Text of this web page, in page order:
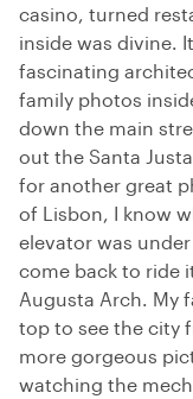
casino, turned
inside was divine.
fascinating
family photos
down the main
out the Santa
for another great
of Lisbon, I know
elevator was
come back to ride
Augusta Arch. My
top to see the city
more gorgeous
watching the